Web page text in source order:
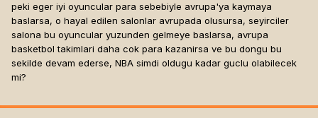
peki eger iyi oyuncular para sebebiyle avrupa'ya kaymaya
baslarsa, o hayal edilen salonlar avrupada olusursa, seyirciler
salona bu oyuncular yuzunden gelmeye baslarsa, avrupa
basketbol takimlari daha cok para kazanirsa ve bu dongu bu
sekilde devam ederse, NBA simdi oldugu kadar guclu olabilecek
mi?